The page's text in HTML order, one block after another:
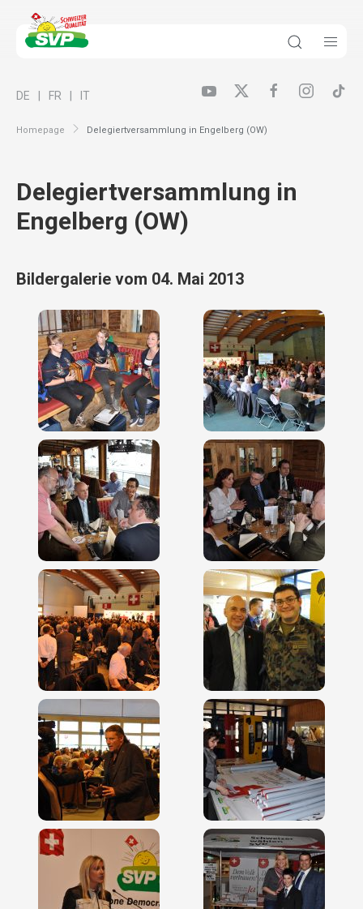
Homepage Delegiertversammlung in Engelberg (OW)
DE FR IT
Delegiertversammlung in
Engelberg (OW)
Bildergalerie vom 04. Mai 2013